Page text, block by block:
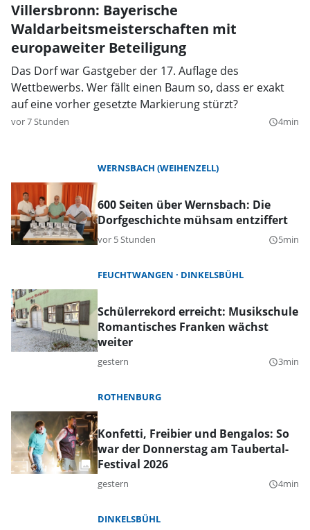
Villersbronn: Bayerische
Waldarbeitsmeisterschaften mit
europaweiter Beteiligung
Das Dorf war Gastgeber der 17. Auflage des
Wettbewerbs. Wer fällt einen Baum so, dass er exakt
auf eine vorher gesetzte Markierung stürzt?
vor 7 Stunden query_builder4min
WERNSBACH (WEIHENZELL)
600 Seiten über Wernsbach: Die
Dorfgeschichte mühsam entziffert
vor 5 Stunden query_builder5min
FEUCHTWANGEN DINKELSBÜHL
Schülerrekord erreicht: Musikschule
Romantisches Franken wächst
weiter
gestern query_builder3min
ROTHENBURG
Konfetti, Freibier und Bengalos: So
war der Donnerstag am Taubertal-
Festival 2026
gestern query_builder4min
DINKELSBÜHL